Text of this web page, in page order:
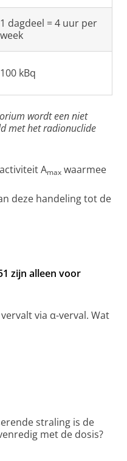
1 dagdeel = 4 uur per
week
100 kBq
wordt een niet
met het radionuclide
Amax waarmee
deze handeling tot de
zijn alleen voor
via α-verval. Wat
straling is de
met de dosis?